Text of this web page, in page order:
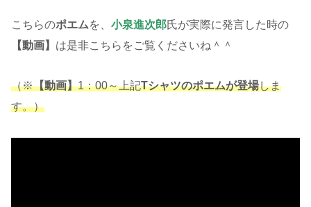
こちらのポエムを、 小泉進次郎氏が実際に発言した時の
【動画】 は是非こちらをご覧くださいね＾＾
（※【動画】1：00～上記Tシャツのポエムが登場しま
す。）